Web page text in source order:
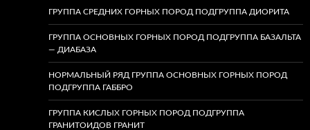
ГРУППА СРЕДНИХ ГОРНЫХ ПОРОД ПОДГРУППА ДИОРИТА
ГРУППА ОСНОВНЫХ ГОРНЫХ ПОРОД ПОДГРУППА БАЗАЛЬТА
— ДИАБАЗА
НОРМАЛЬНЫЙ РЯД ГРУППА ОСНОВНЫХ ГОРНЫХ ПОРОД
ПОДГРУППА ГАББРО
ГРУППА КИСЛЫХ ГОРНЫХ ПОРОД ПОДГРУППА
ГРАНИТОИДОВ ГРАНИТ